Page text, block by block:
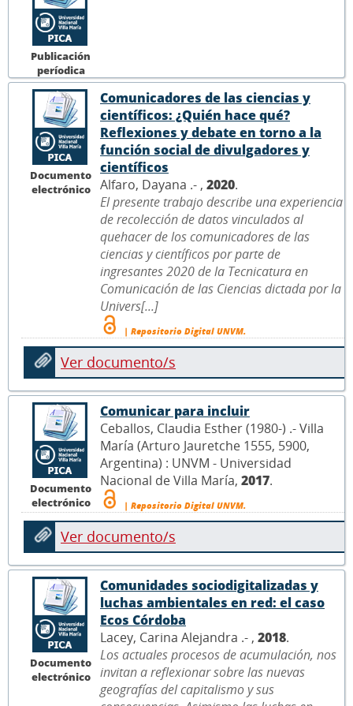
Publicación
períodica
Documento
electrónico
Comunicadores de las ciencias y
científicos: ¿Quién hace qué?
Reflexiones y debate en torno a la
función social de divulgadores y
científicos
Alfaro, Dayana .- , 2020.
El presente trabajo describe una experiencia
de recolección de datos vinculados al
quehacer de los comunicadores de las
ciencias y científicos por parte de
ingresantes 2020 de la Tecnicatura en
Comunicación de las Ciencias dictada por la
Univers[...]
| Repositorio Digital UNVM.
Ver documento/s
Documento
electrónico
Comunicar para incluir
Ceballos, Claudia Esther (1980-) .- Villa
María (Arturo Jauretche 1555, 5900,
Argentina) : UNVM - Universidad
Nacional de Villa María, 2017.
| Repositorio Digital UNVM.
Ver documento/s
Documento
electrónico
Comunidades sociodigitalizadas y
luchas ambientales en red: el caso
Ecos Córdoba
Lacey, Carina Alejandra .- , 2018.
Los actuales procesos de acumulación, nos
invitan a reflexionar sobre las nuevas
geografías del capitalismo y sus